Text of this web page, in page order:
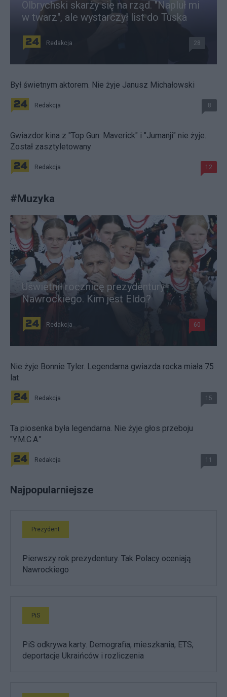
Olbrychski skarży się na rząd. "Napluł mi
w twarz", ale wystarczył list do Tuska
Redakcja 28
Był świetnym aktorem. Nie żyje Janusz Michałowski
Redakcja 8
Gwiazdor kina z "Top Gun: Maverick" i "Jumanji" nie żyje.
Został zasztyletowany
Redakcja 12
#Muzyka
Uświetnił rocznicę prezydentury
Nawrockiego. Kim jest Eldo?
Redakcja 60
Nie żyje Bonnie Tyler. Legendarna gwiazda rocka miała 75
lat
Redakcja 15
Ta piosenka była legendarna. Nie żyje głos przeboju
"Y.M.C.A."
Redakcja 11
Najpopularniejsze
Prezydent
Pierwszy rok prezydentury. Tak Polacy oceniają
Nawrockiego
PiS
PiS odkrywa karty. Demografia, mieszkania, ETS,
deportacje Ukraińców i rozliczenia